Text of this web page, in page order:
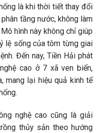
là khi thời tiết thay đổi
tầng nước, không làm
hình này không chỉ giúp
lệ sống của tôm từng giai
Đến nay, Tiền Hải phát
cao ở 7 xã ven biển,
lại hiệu quả kinh tế
nghệ cao cũng là giải
thủy sản theo hướng